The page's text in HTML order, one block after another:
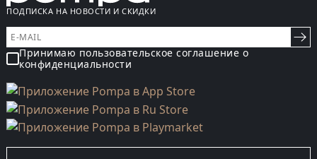
ПОДПИСКА НА НОВОСТИ И СКИДКИ
Принимаю пользовательское соглашение о
конфиденциальности